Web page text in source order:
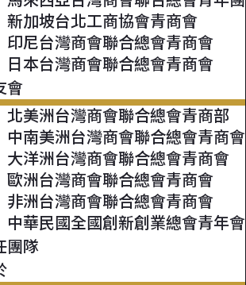
新加坡台北工商協會青商會
印尼台灣商會聯合總會青商會
日本台灣商會聯合總會青商會
會
北美洲台灣商會聯合總會青商部
中南美洲台灣商會聯合總會青商會
大洋洲台灣商會聯合總會青商會
歐洲台灣商會聯合總會青商會
非洲台灣商會聯合總會青商會
中華民國全國創新創業總會青年會
團隊